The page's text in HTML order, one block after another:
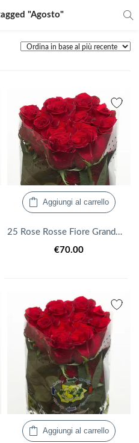
"Agosto"
Aggiungi al carrello
25 Rose Rosse Fiore Grande 50/60cm
€70.00
Aggiungi al carrello